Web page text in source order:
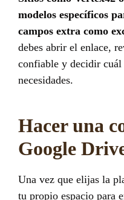
modelos específicos
campos extra como
debes abrir el enlace,
confiable y decidir cuál
necesidades.
Hacer una
Google
Una vez que elijas la
tu propio espacio para